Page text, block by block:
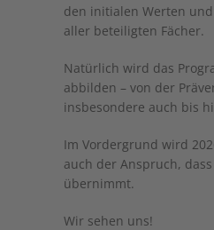
den initialen Werten
aller beteiligten Fächer.
Natürlich wird das
abbilden – von der
insbesondere auch bis
Im Vordergrund wird
auch der Anspruch,
übernimmt.
Wir sehen uns!